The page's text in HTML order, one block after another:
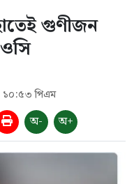
গুণীজন
১০:৫৩ পিএম
অ- অ+